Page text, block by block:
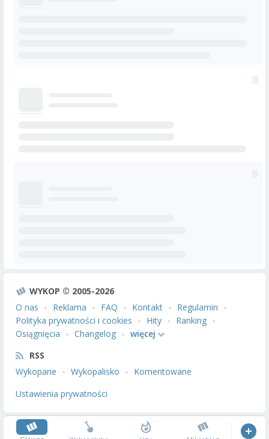
WYKOP © 2005-2026
O nas
Reklama FAQ Kontakt
Regulamin
Polityka prywatności i cookies
Hity
Ranking
Osiągnięcia
Changelog
więcej
RSS
Wykopane
Wykopalisko
Komentowane
Ustawienia prywatności